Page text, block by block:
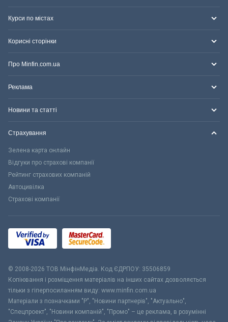
Курси по містах
Корисні сторінки
Про Minfin.com.ua
Реклама
Новини та статті
Страхування
Зелена карта онлайн
Відгуки про страхові компанії
Рейтинг страхових компаній
Автоцивілка
Страхові компанії
© 2008-2026 ТОВ МiнфiнМедiа. Код ЄДРПОУ: 35506859
Копіювання і розміщення матеріалів на інших сайтах дозволяється
тільки з гіперпосиланням виду: www.minfin.com.ua
Матеріали з позначками "Р", "Новини партнерів", "Актуально",
"Спецпроект", "Новини компаній", "Промо" – це реклама, в розумінні